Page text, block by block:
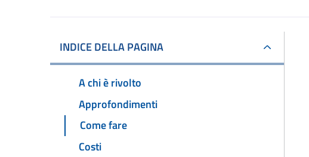
INDICE DELLA PAGINA
A chi è rivolto
Approfondimenti
Come fare
Costi